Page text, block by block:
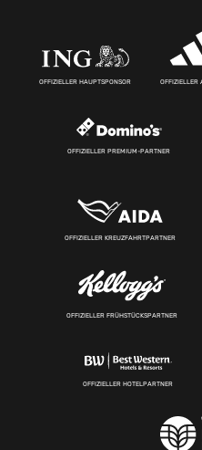
OFFIZIELLER HAUPTSPONSOR OFFIZIELLER
OFFIZIELLER PREMIUM-PARTNER
OFFIZIELLER KREUZFAHRTPARTNER
OFFIZIELLER FRÜHSTÜCKSPARTNER
OFFIZIELLER HOTELPARTNER